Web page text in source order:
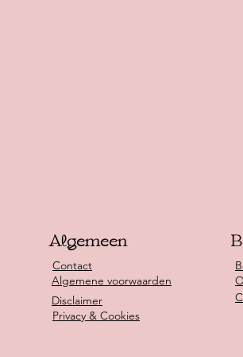
Algemeen
Contact
Algemene voorwaarden
Disclaimer
Privacy & Cookies